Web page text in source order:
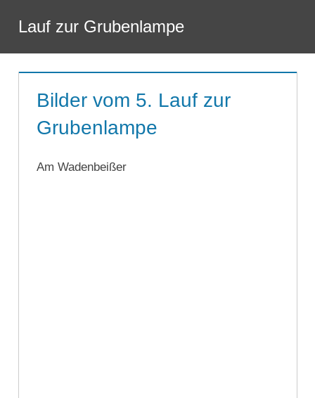
Inhalt
springen
Lauf zur Grubenlampe
Bilder vom 5. Lauf zur
Grubenlampe
Am Wadenbeißer